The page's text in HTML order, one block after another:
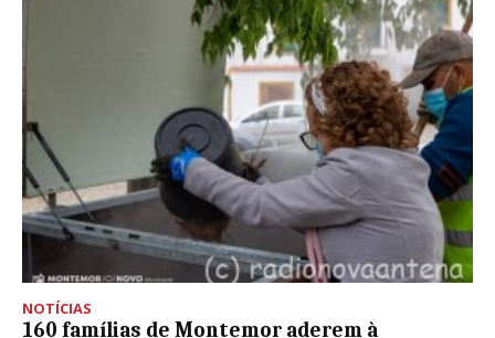
NOTÍCIAS
160 famílias de Montemor aderem à